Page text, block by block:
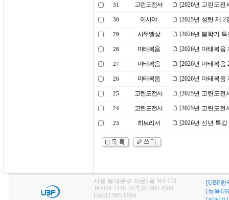
31 고린도전서 [2026년 고린도전
30 이사야 [2025년 성탄 제
29 사무엘상 [2026년 봄학기
28 마태복음 [2026년 마태복음
27 마태복음 [2026년 마태복음
26 마태복음 [2026년 마태복음
25 고린도전서 [2025년 고린도전
24 고린도전서 [2025년 고린도전
23 히브리서 [2026년 신년 특
서울 동대문구 이문2동 264-231
Tel:070-7119-3521,02-968-4586
Fax:02-965-8594
[UBF한
[뉴욕